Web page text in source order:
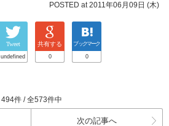
POSTED at 2011年06月09日 (木)
Tweet
undefined
共有する
0
ブックマーク
0
494件 / 全573件中
次の記事へ